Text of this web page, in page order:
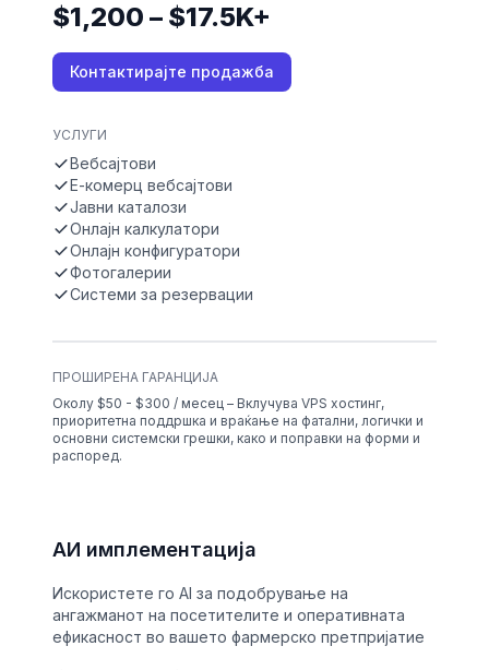
$1,200 – $17.5K+
Контактирајте продажба
УСЛУГИ
Вебсајтови
Е-комерц вебсајтови
Јавни каталози
Онлајн калкулатори
Онлајн конфигуратори
Фотогалерии
Системи за резервации
ПРОШИРЕНА ГАРАНЦИЈА
Околу $50 - $300 / месец – Вклучува VPS хостинг,
приоритетна поддршка и враќање на фатални, логички и
основни системски грешки, како и поправки на форми и
распоред.
АИ имплементација
Искористете го AI за подобрување на
ангажманот на посетителите и оперативната
ефикасност во вашето фармерско претпријатие